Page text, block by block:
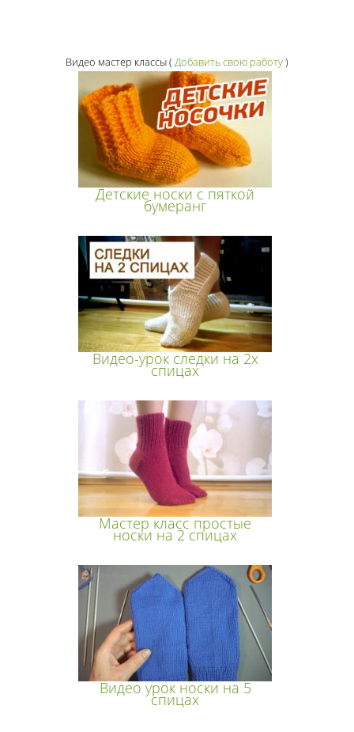
Видео мастер классы( Добавить свою работу)
Детские носки с пяткой
бумеранг
Видео-урок следки на 2х
спицах
Мастер класс простые
носки на 2 спицах
Видео урок носки на 5
спицах